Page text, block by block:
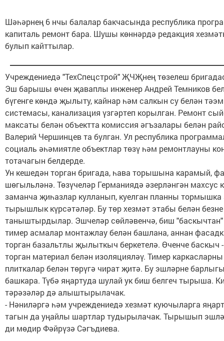
Шәһәрнең 6 нчы балалар бакчасында республика
капиталь ремонт бара. Шушы көннәрдә редакция
булып кайттылар.
Учреждениедә "ТехСпецстрой" ҖЧҖнең төзелеш
Эш барышы өчен җаваплы инженер Андрей Темников
бүгенге көндә җылыту, кайнар һәм салкын су белән
системасы, канализация үзгәртеп корылган. Ремонт
максаты белән объектта комиссия әгъзалары белән
Валерий Чершинцев та булган. Ул республика
социаль әһәмиятле объектлар төзү һәм ремонтлауны
тотачагын белдерде.
Ун кешедән торган бригада, һава торышына карамый,
шөгыльләнә. Төзүчеләр Германиядә әзерләнгән махсус
заманча җиһазлар кулланып, куелган планны
тырышлык күрсәтәләр. Бу төр хезмәт этабы белән
таныштырдылар. Эшчеләр сөйләвенчә, биш "баскычтан"
тимер асмалар монтажлау белән башлана, аннан
торган базальтлы җылыткыч беркетелә. Өченче баскыч
торган материал белән изоляцияләү. Тимер
плиткалар белән төрүгә чират җитә. Бу эшләрне
башкара. Түбә яңартуда шулай ук биш белгеч тырыша.
тәрәзәләр дә алыштырылачак.
- Нәниләргә һәм учреждениедә хезмәт куючыларга
тагын да уңайлы шартлар тудырылачак. Тырышып
ди мөдир Фәйрүзә Сәгъдиева.